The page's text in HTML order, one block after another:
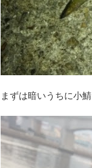
まずは暗いうちに小鯖